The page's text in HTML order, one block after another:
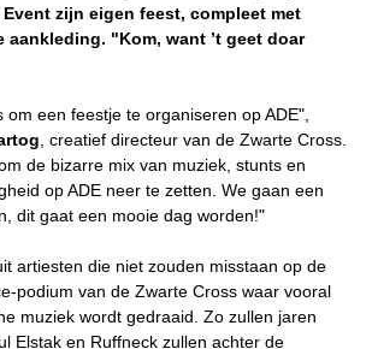
zijn eigen feest, compleet met
aankleding. "Kom, want ’t geet doar
een feestje te organiseren op ADE",
, creatief directeur van de Zwarte Cross.
de bizarre mix van muziek, stunts en
op ADE neer te zetten. We gaan een
dit gaat een mooie dag worden!"
artiesten die niet zouden misstaan op de
podium van de Zwarte Cross waar vooral
muziek wordt gedraaid. Zo zullen jaren
Elstak en Ruffneck zullen achter de